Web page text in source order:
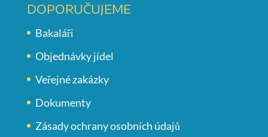
DOPORUČUJEME
Bakaláři
Objednávky jídel
Veřejné zakázky
Dokumenty
Zásady ochrany osobních údajů